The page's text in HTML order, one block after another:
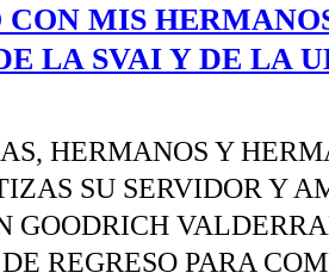
CON MIS
LA SVAI Y DE LA
HERMANOS Y
SU SERVIDOR Y
GOODRICH
REGRESO PARA